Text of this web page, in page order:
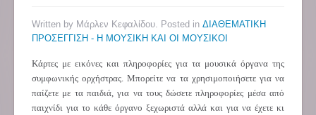
Written by Μάρλεν Κεφαλίδου. Posted in ΔΙΑΘΕΜΑΤΙΚΗ
ΠΡΟΣΕΓΓΙΣΗ - Η ΜΟΥΣΙΚΗ ΚΑΙ ΟΙ ΜΟΥΣΙΚΟΙ
Κάρτες με εικόνες και πληροφορίες για τα μουσικά όργανα της
συμφωνικής ορχήστρας. Μπορείτε να τα χρησιμοποιήσετε για να
παίζετε με τα παιδιά, για να τους δώσετε πληροφορίες μέσα από
παιχνίδι για το κάθε όργανο ξεχωριστά αλλά και για να έχετε κι